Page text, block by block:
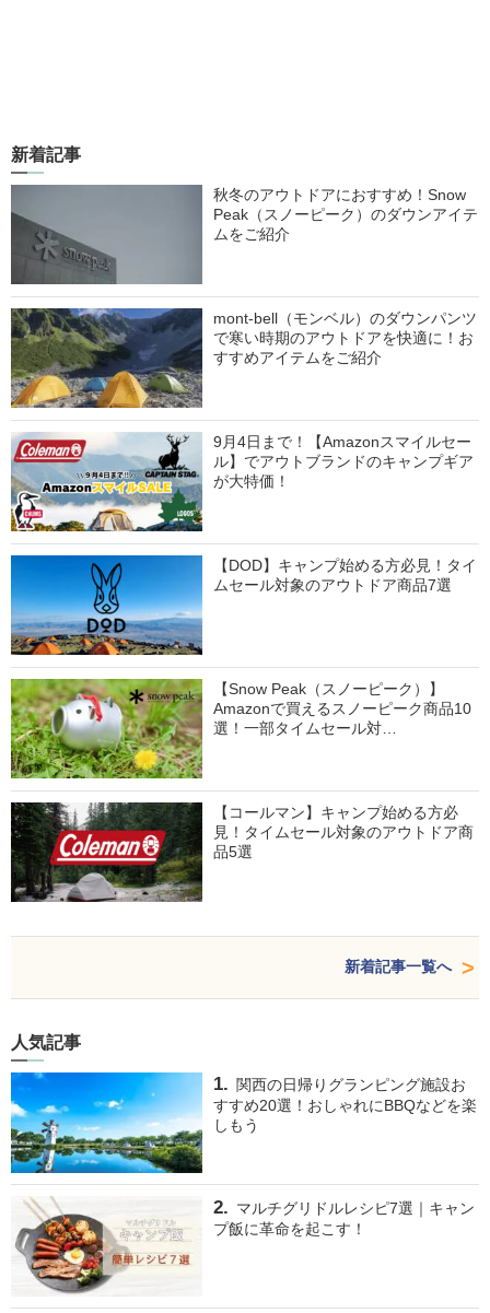
新着記事
秋冬のアウトドアにおすすめ！Snow
Peak（スノーピーク）のダウンアイテ
ムをご紹介
mont-bell（モンベル）のダウンパンツ
で寒い時期のアウトドアを快適に！お
すすめアイテムをご紹介
9月4日まで！【Amazonスマイルセー
ル】でアウトブランドのキャンプギア
が大特価！
【DOD】キャンプ始める方必見！タイ
ムセール対象のアウトドア商品7選
【Snow Peak（スノーピーク）】
Amazonで買えるスノーピーク商品10
選！一部タイムセール対…
【コールマン】キャンプ始める方必
見！タイムセール対象のアウトドア商
品5選
新着記事一覧へ
人気記事
関西の日帰りグランピング施設お
すすめ20選！おしゃれにBBQなどを楽
しもう
マルチグリドルレシピ7選｜キャン
プ飯に革命を起こす！